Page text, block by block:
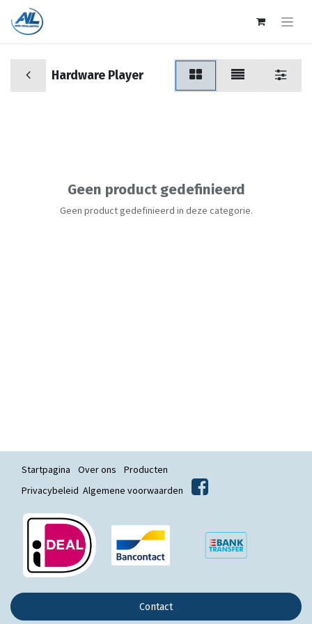
Hardware Player
Geen product gedefinieerd
Geen product gedefinieerd in deze categorie.
Startpagina Over ons
Producten
Privacybeleid Algemene voorwaarden
Contact